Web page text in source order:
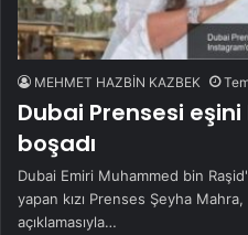
MEHMET HAZBİN KAZBEK
Dubai Prensesi
boşadı
Dubai Emiri Muhammed bin
yapan kızı Prenses Şeyha
açıklamasıyla…